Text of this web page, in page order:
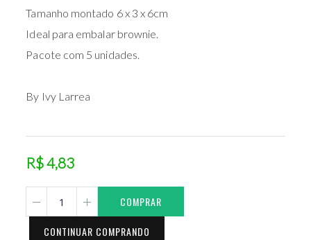
Tamanho montado 6 x 3 x 6cm
Ideal para embalar brownie.
Pacote com 5 unidades.
By Ivy Larrea
R$ 4,83
COMPRAR
CONTINUAR COMPRANDO